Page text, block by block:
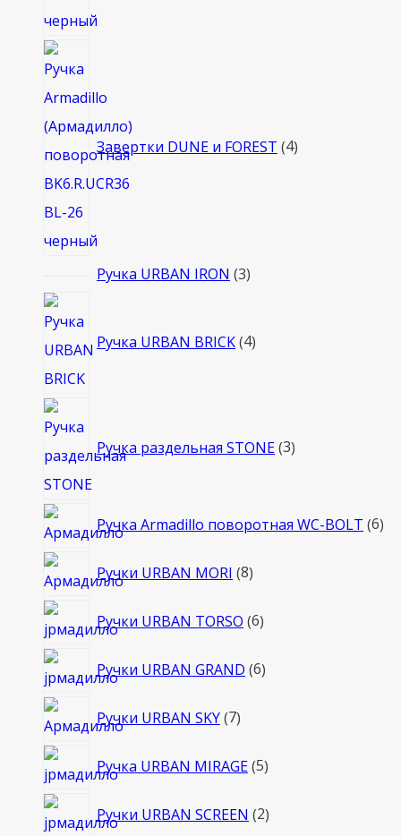
Завертки DUNE и FOREST 4
Ручка URBAN IRON 33
Ручка URBAN BRICK 4товара
Ручка раздельная STONE 3товара
Ручка Armadillo поворотная WC-BOLT 66
Ручки URBAN MORI 88
Ручки URBAN TORSO 66
Ручки URBAN GRAND 66
Ручки URBAN SKY 77
Ручка URBAN MIRAGE 55
Ручки URBAN SCREEN 22